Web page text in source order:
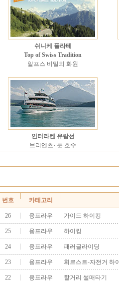
쉬니케 플라테
Top of Swiss Tradition
알프스 비밀의 화원
인터라켄 유람선
브리엔츠· 툰 호수
번호 카테고리
26 융프라우 가이드 하이킹
25 융프라우 하이킹
24 융프라우 패러글라이딩
23 융프라우 휘르스트-자전거 하
22 융프라우 할거리 썰매타기